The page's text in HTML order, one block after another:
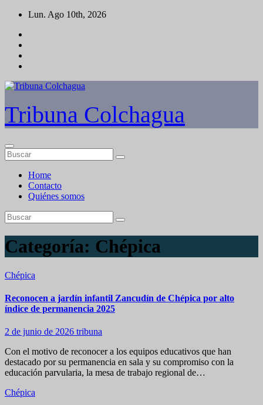
Saltar
contenido
Lun. Ago 10th, 2026
Tribuna Colchagua
Home
Contacto
Quiénes somos
Categoría: Chépica
Chépica
Reconocen a jardín infantil Zancudín de Chépica por alto
índice de permanencia 2025
2 de junio de 2026 tribuna
Con el motivo de reconocer a los equipos educativos que han
destacado por su permanencia en sala y su compromiso con la
educación parvularia, la mesa de trabajo regional de…
Chépica